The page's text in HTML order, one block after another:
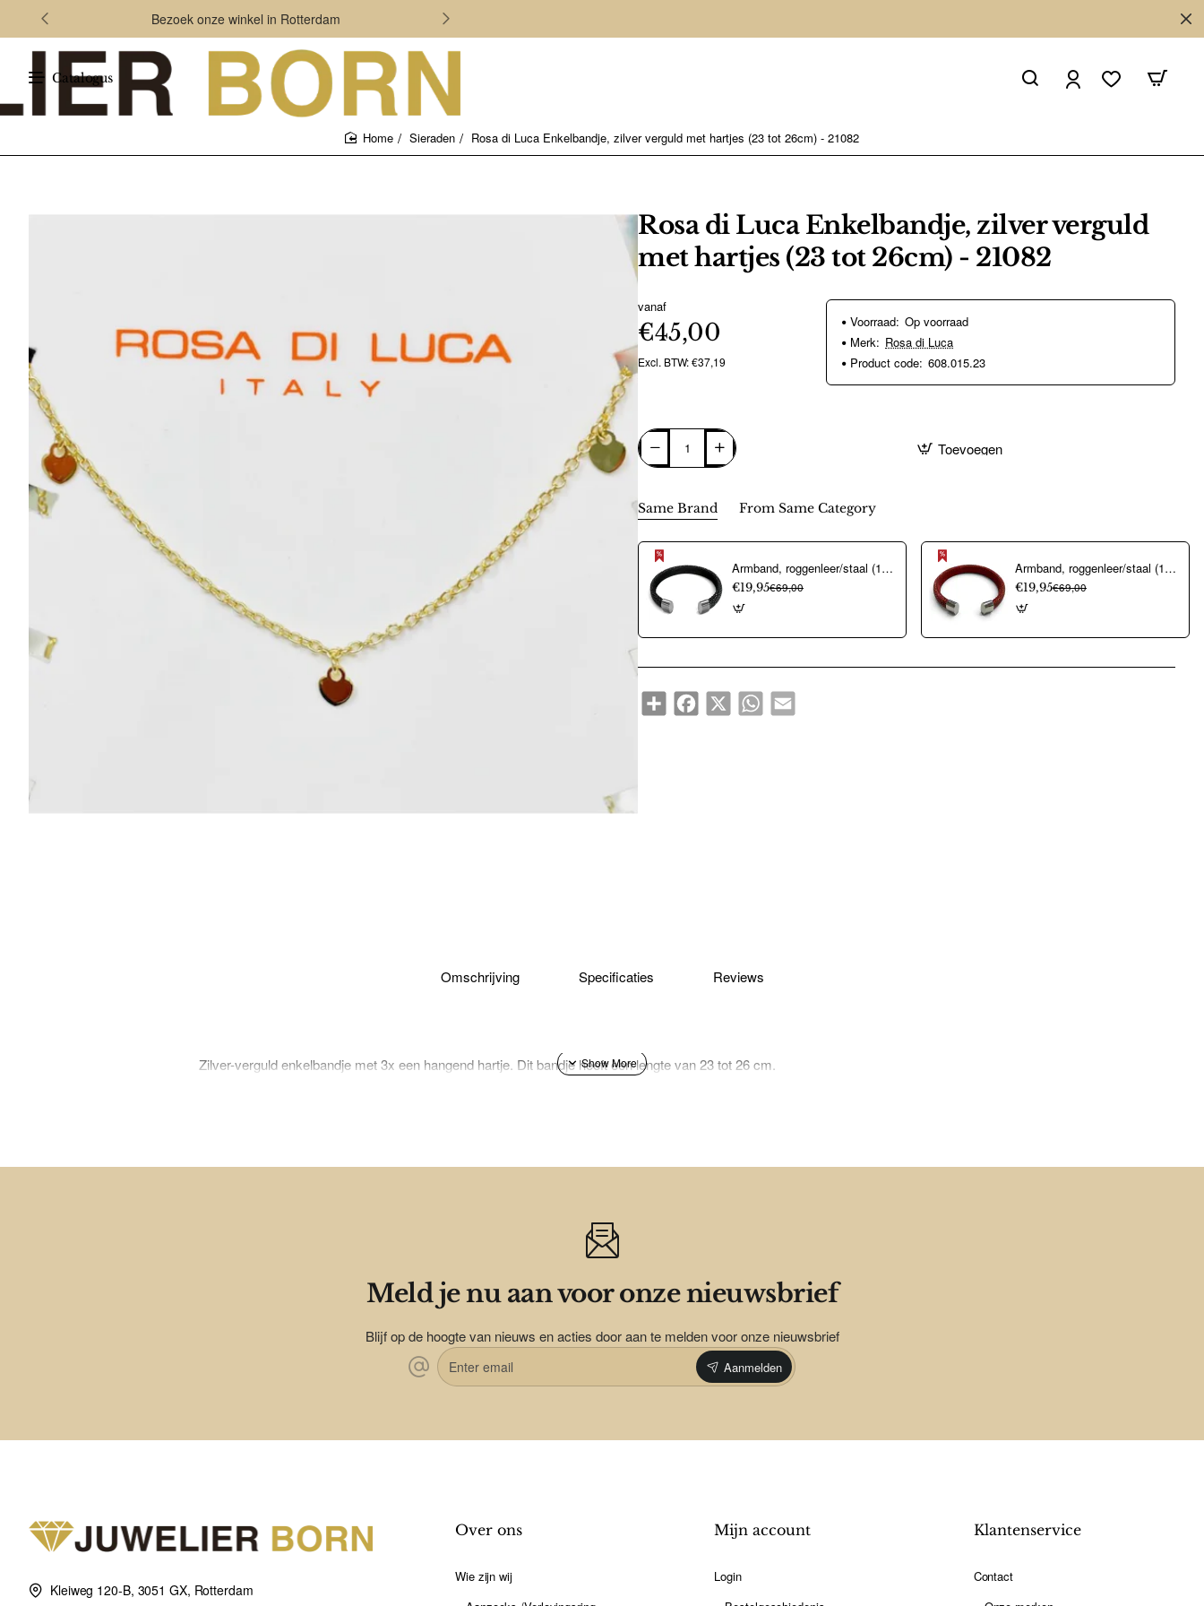
Bezoek onze winkel in Rotterdam
Catalogus
Sieraden Rosa di Luca Enkelbandje, zilver verguld met hartjes (23 tot 26cm) - 21082
Rosa di Luca Enkelbandje, zilver verguld
met hartjes (23 tot 26cm) - 21082
vanaf
€45,00
Excl. BTW: €37,19
Voorraad: Op voorraad
Merk: Rosa di Luca
Product code: 608.015.23
Toevoegen
Same Brand From Same Category
Armband, roggenleer/staal (12mm.breed) kleur donkerblauw - 9967
€19,95€69,00
Armband, roggenleer/staal (12mm.breed) kleur rood - 10023
€19,95€69,00
ShareFacebook
X WhatsAppEmail
Omschrijving Specificaties Reviews
Zilver-verguld enkelbandje met 3x een hangend hartje. Dit bandje heeft een lengte van 23 tot 26 cm.
Meld je nu aan voor onze nieuwsbrief
Blijf op de hoogte van nieuws en acties door aan te melden voor onze nieuwsbrief
Enter
email
Aanmelden
Kleiweg 120-B, 3051 GX, Rotterdam
Over ons
Wie zijn wij
Mijn account
Login
Klantenservice
Contact